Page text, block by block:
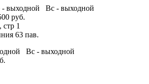
- выходной Вс - выходной
руб.
1
63 пав.
Вс - выходной